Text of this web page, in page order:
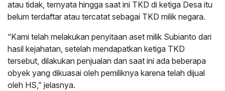
atau tidak, ternyata hingga saat ini TKD di ketiga Desa itu
belum terdaftar atau tercatat sebagai TKD milik negara.
“Kami telah melakukan penyitaan aset milik Subianto dari
hasil kejahatan, setelah mendapatkan ketiga TKD
tersebut, dilakukan penjualan dan saat ini ada beberapa
obyek yang dikuasai oleh pemiliknya karena telah dijual
oleh HS,” jelasnya.